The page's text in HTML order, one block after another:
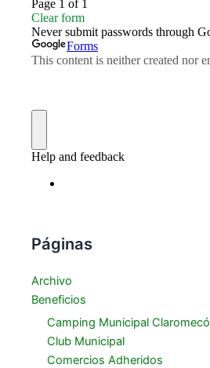
Páginas
Archivo
Beneficios
Camping Municipal Claromecó
Club Municipal
Comercios Adheridos